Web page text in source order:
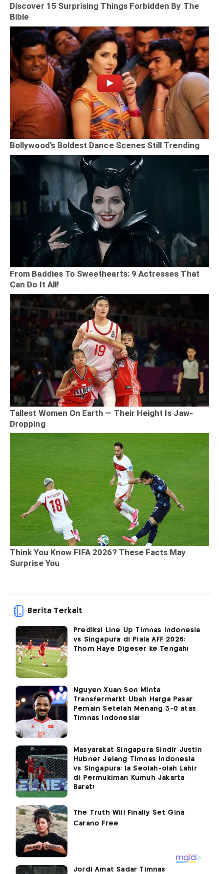
Berita Terkait
Prediksi Line Up Timnas Indonesia
vs Singapura di Piala AFF 2026:
Thom Haye Digeser ke Tengah!
Nguyen Xuan Son Minta
Transfermarkt Ubah Harga Pasar
Pemain Setelah Menang 3-0 atas
Timnas Indonesia!
Masyarakat Singapura Sindir Justin
Hubner Jelang Timnas Indonesia
vs Singapura: Ia Seolah-olah Lahir
di Permukiman Kumuh Jakarta
Barat!
Jordi Amat Sadar Timnas